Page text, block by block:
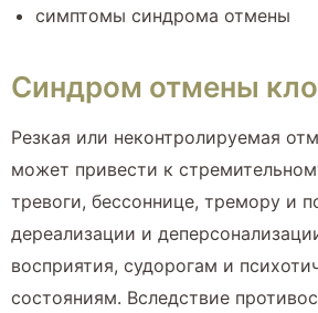
симптомы синдрома отмены
Синдром отмены
Резкая или неконтролируемая
может привести к
тревоги, бессоннице, тремору и
дереализации и
восприятия, судорогам и
состояниям. Вследствие